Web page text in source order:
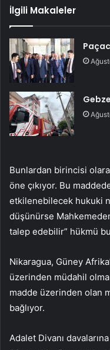
İlgili Makaleler
Bunlardan birincisi
öne çıkıyor. Bu
etkilenebilecek hukuki
düşünürse
talep edebilir” hükmü
Nikaragua, Güney
üzerinden müdahil
madde üzerinden olan
bağlıyor.
Adalet Divanı